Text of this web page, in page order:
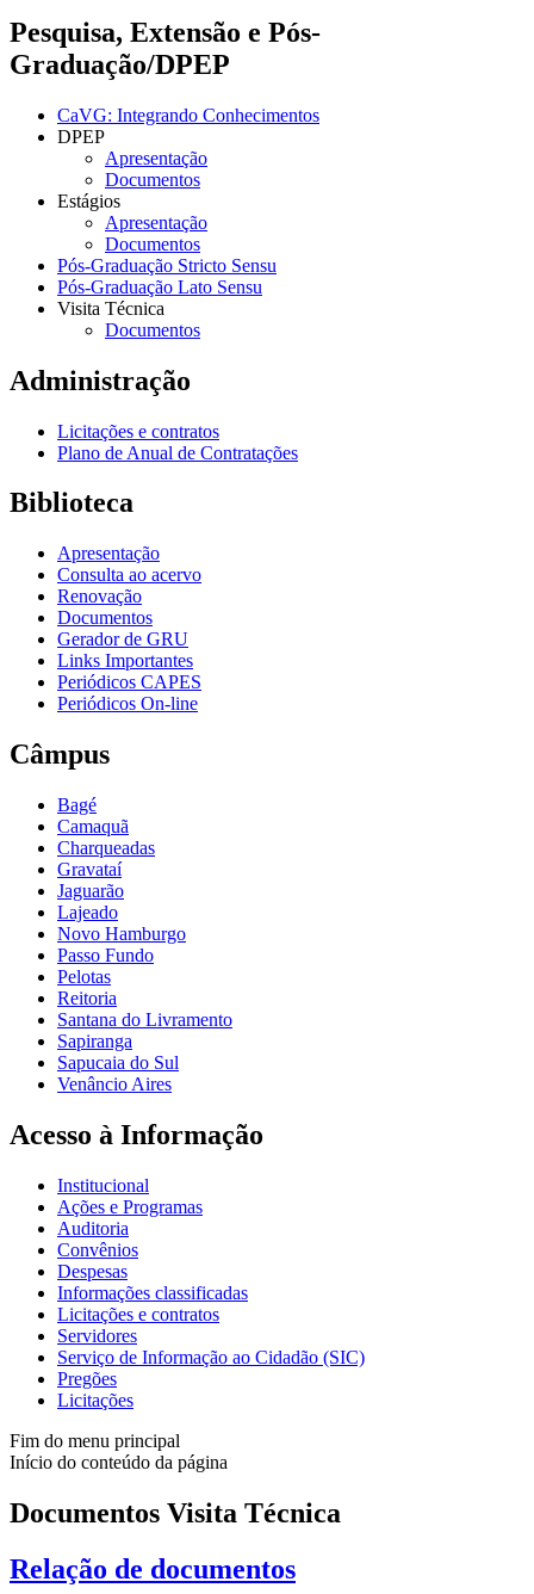
Pesquisa, Extensão e Pós-
Graduação/DPEP
CaVG: Integrando Conhecimentos
DPEP
Apresentação
Documentos
Estágios
Apresentação
Documentos
Pós-Graduação Stricto Sensu
Pós-Graduação Lato Sensu
Visita Técnica
Documentos
Administração
Licitações e contratos
Plano de Anual de Contratações
Biblioteca
Apresentação
Consulta ao acervo
Renovação
Documentos
Gerador de GRU
Links Importantes
Periódicos CAPES
Periódicos On-line
Câmpus
Bagé
Camaquã
Charqueadas
Gravataí
Jaguarão
Lajeado
Novo Hamburgo
Passo Fundo
Pelotas
Reitoria
Santana do Livramento
Sapiranga
Sapucaia do Sul
Venâncio Aires
Acesso à Informação
Institucional
Ações e Programas
Auditoria
Convênios
Despesas
Informações classificadas
Licitações e contratos
Servidores
Serviço de Informação ao Cidadão (SIC)
Pregões
Licitações
Fim do menu principal
Início do conteúdo da página
Documentos Visita Técnica
Relação de documentos